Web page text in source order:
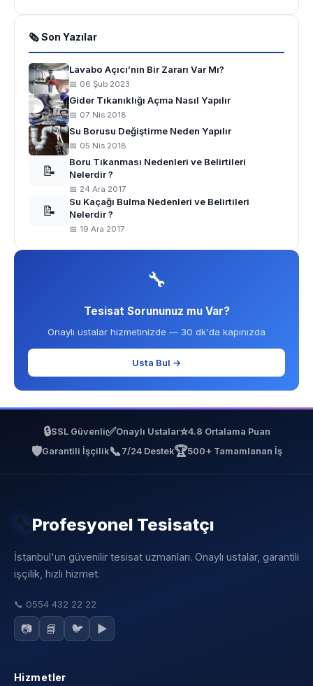
🗞 Son Yazılar
Lavabo Açıcı’nın Bir Zararı Var Mı?
📅 06 Şub 2023
Gider Tıkanıklığı Açma Nasıl Yapılır
📅 07 Nis 2018
Su Borusu Değiştirme Neden Yapılır
📅 05 Nis 2018
📝
Boru Tıkanması Nedenleri ve Belirtileri
Nelerdir ?
📅 24 Ara 2017
📝
Su Kaçağı Bulma Nedenleri ve Belirtileri
Nelerdir ?
📅 19 Ara 2017
🔧
Tesisat Sorununuz mu Var?
Onaylı ustalar hizmetinizde — 30 dk'da kapınızda
Usta Bul →
🔒SSL Güvenli✅Onaylı Ustalar⭐4.8 Ortalama Puan
🛡️Garantili İşçilik📞 7/24 Destek🏆500+ Tamamlanan İş
🔧Profesyonel Tesisatçı
İstanbul'un güvenilir tesisat uzmanları. Onaylı ustalar, garantili
işçilik, hızlı hizmet.
📞 0554 432 22 22
📷 📘 🐦 ▶️
Hizmetler